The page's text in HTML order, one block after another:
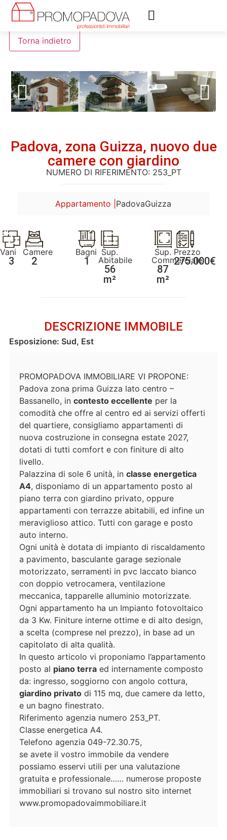
Padova, zona Guizza, nuovo due
camere con giardino
NUMERO DI RIFERIMENTO: 253_PT
Appartamento | PadovaGuizza
Vani
3
Camere
2
Bagni
1
Sup.
Abitabile
56
m²
Sup.
Commerciale
87
m²
Prezzo
275.000€
DESCRIZIONE IMMOBILE
Esposizione: Sud, Est
PROMOPADOVA IMMOBILIARE VI PROPONE:
Padova zona prima Guizza lato centro –
Bassanello, in contesto eccellente per la
comodità che offre al centro ed ai servizi offerti
del quartiere, consigliamo appartamenti di
nuova costruzione in consegna estate 2027,
dotati di tutti comfort e con finiture di alto
livello.
Palazzina di sole 6 unità, in classe energetica
A4, disponiamo di un appartamento posto al
piano terra con giardino privato, oppure
appartamenti con terrazze abitabili, ed infine un
meraviglioso attico. Tutti con garage e posto
auto interno.
Ogni unità è dotata di impianto di riscaldamento
a pavimento, basculante garage sezionale
motorizzato, serramenti in pvc laccato bianco
con doppio vetrocamera, ventilazione
meccanica, tapparelle alluminio motorizzate.
Ogni appartamento ha un Impianto fotovoltaico
da 3 Kw. Finiture interne ottime e di alto design,
a scelta (comprese nel prezzo), in base ad un
capitolato di alta qualità.
In questo articolo vi proponiamo l’appartamento
posto al piano terraed internamente composto
da: ingresso, soggiorno con angolo cottura,
giardino privatodi 115 mq, due camere da letto,
e un bagno finestrato.
Riferimento agenzia numero 253_PT.
Classe energetica A4.
Telefono agenzia 049-72.30.75,
se avete il vostro immobile da vendere
possiamo esservi utili per una valutazione
gratuita e professionale…… numerose proposte
immobiliari si trovano sul nostro sito internet
www.promopadovaimmobiliare.it